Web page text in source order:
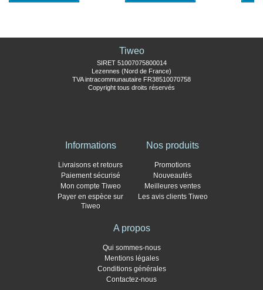
Tiweo
SIRET 51007075800014
Lezennes (Nord de France)
TVA intracommunautaire FR38510070758
Copyright tous droits réservés
Informations
Livraisons et retours
Paiement sécurisé
Mon compte Tiweo
Payer en espèce sur
Tiweo
Nos produits
Promotions
Nouveautés
Meilleures ventes
Les avis clients Tiweo
A propos
Qui sommes-nous
Mentions légales
Conditions générales
Contactez-nous